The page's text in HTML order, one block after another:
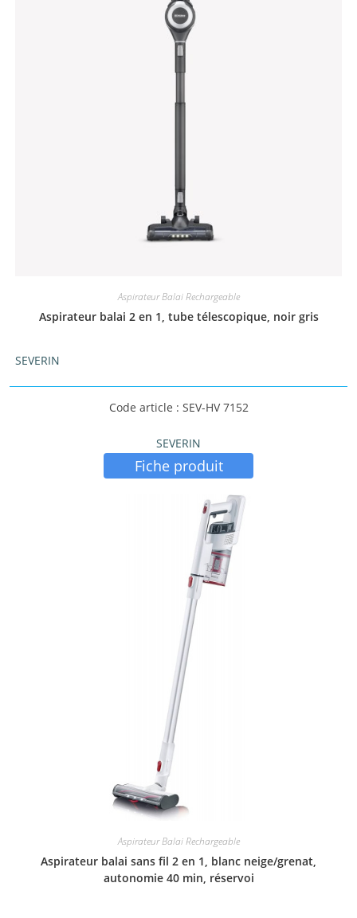
Aspirateur Balai Rechargeable
Aspirateur balai 2 en 1, tube télescopique, noir gris
SEVERIN
Code article : SEV-HV 7152
SEVERIN
Fiche produit
Aspirateur Balai Rechargeable
Aspirateur balai sans fil 2 en 1, blanc neige/grenat,
autonomie 40 min, réservoi